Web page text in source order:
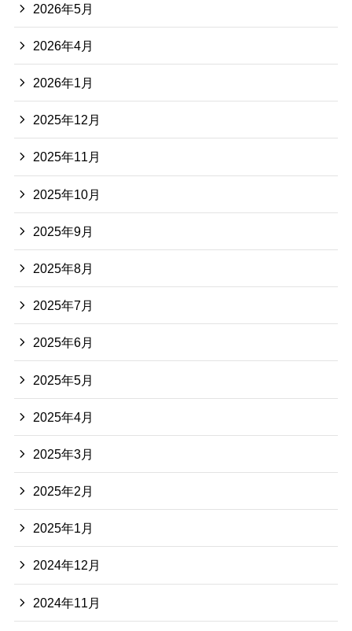
2026年5月
2026年4月
2026年1月
2025年12月
2025年11月
2025年10月
2025年9月
2025年8月
2025年7月
2025年6月
2025年5月
2025年4月
2025年3月
2025年2月
2025年1月
2024年12月
2024年11月